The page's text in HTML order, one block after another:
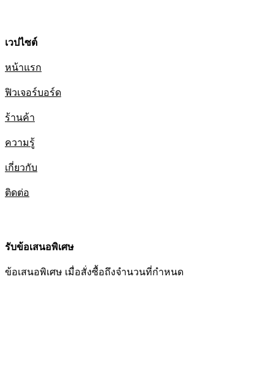
เวปไซต์
หน้าแรก
ฟิวเจอร์บอร์ด
ร้านค้า
ความรู้
เกี่ยวกับ
ติดต่อ
รับข้อเสนอพิเศษ
ข้อเสนอพิเศษ เมื่อสั่งซื้อถึงจำนวนที่กำหนด